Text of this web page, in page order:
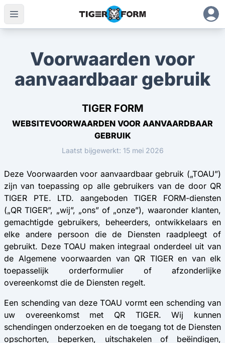
Voorwaarden voor
aanvaardbaar gebruik
TIGER FORM
WEBSITEVOORWAARDEN VOOR AANVAARDBAAR
GEBRUIK
Laatst bijgewerkt: 15 mei 2026
Deze Voorwaarden voor aanvaardbaar gebruik („TOAU”)
zijn van toepassing op alle gebruikers van de door QR
TIGER PTE. LTD. aangeboden TIGER FORM-diensten
(„QR TIGER”, „wij”, „ons” of „onze”), waaronder klanten,
gemachtigde gebruikers, beheerders, ontwikkelaars en
elke andere persoon die de Diensten raadpleegt of
gebruikt. Deze TOAU maken integraal onderdeel uit van
de Algemene voorwaarden van QR TIGER en van elk
toepasselijk orderformulier of afzonderlijke
overeenkomst die de Diensten regelt.
Een schending van deze TOAU vormt een schending van
uw overeenkomst met QR TIGER. Wij kunnen
schendingen onderzoeken en de toegang tot de Diensten
opschorten, beperken, uitschakelen of beëindigen,